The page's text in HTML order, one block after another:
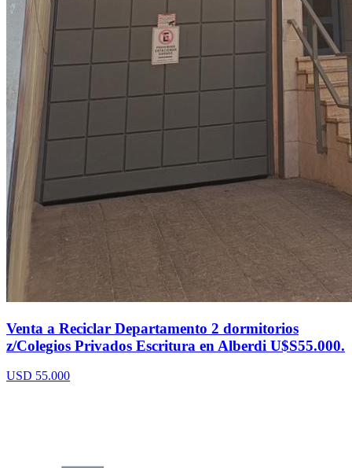
Venta a Reciclar Departamento 2 dormitorios
z/Colegios Privados Escritura en Alberdi U$S55.000.
USD 55.000